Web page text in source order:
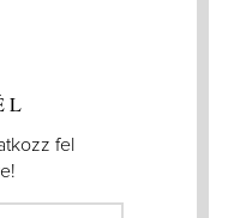
fel